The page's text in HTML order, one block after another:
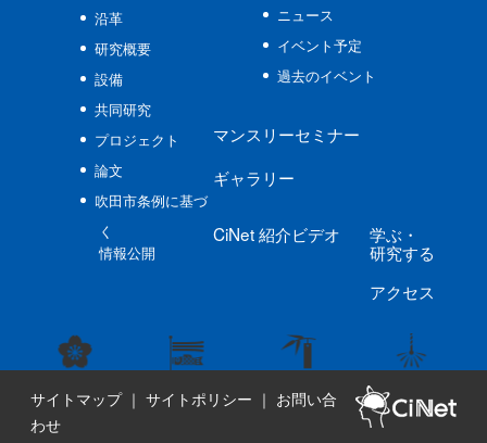
沿革
研究概要
設備
共同研究
プロジェクト
論文
吹田市条例に基づ
く
情報公開
ニュース
イベント予定
過去のイベント
マンスリーセミナー
ギャラリー
CiNet紹介ビデオ 学ぶ ・
研究する
アクセス
サイトマップ｜ サイトポリシー ｜ お問い合
わせ